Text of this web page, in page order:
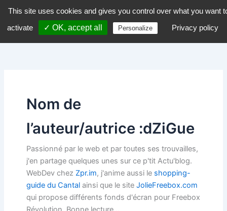
contenu
dZiGue
Nom de
l’auteur/autrice :dZiGue
Passionné par le web et par toutes ses trouvailles,
j'en partage quelques unes sur ce p'tit Actu'blog.
WebDev chez Zpr.im, j'anime aussi le shopping-
guide du Cantalainsi que le site JolieFreebox.com
qui propose différents fonds d'écran pour Freebox
This site uses cookies and gives you control over what you want
activate
✓ OK, accept all Personalize Privacy policy